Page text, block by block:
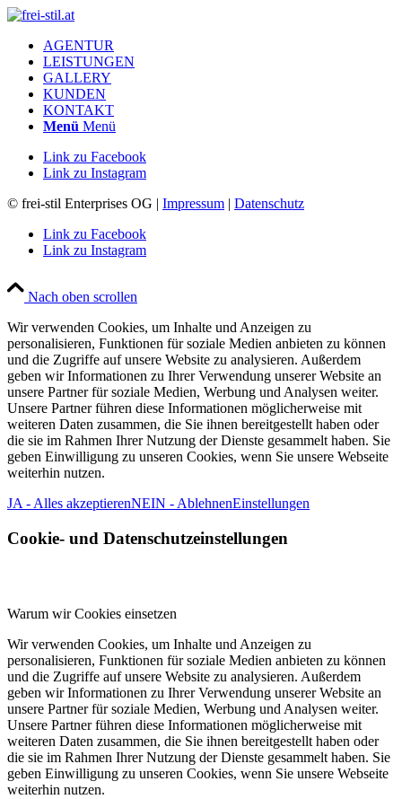
AGENTUR
LEISTUNGEN
GALLERY
KUNDEN
KONTAKT
Menü Menü
Link zu Facebook
Link zu Instagram
© frei-stil Enterprises OG | Impressum | Datenschutz
Link zu Facebook
Link zu Instagram
Nach oben scrollen
Wir verwenden Cookies, um Inhalte und Anzeigen zu
personalisieren, Funktionen für soziale Medien anbieten zu können
und die Zugriffe auf unsere Website zu analysieren. Außerdem
geben wir Informationen zu Ihrer Verwendung unserer Website an
unsere Partner für soziale Medien, Werbung und Analysen weiter.
Unsere Partner führen diese Informationen möglicherweise mit
weiteren Daten zusammen, die Sie ihnen bereitgestellt haben oder
die sie im Rahmen Ihrer Nutzung der Dienste gesammelt haben. Sie
geben Einwilligung zu unseren Cookies, wenn Sie unsere Webseite
weiterhin nutzen.
JA - Alles akzeptierenNEIN - AblehnenEinstellungen
Cookie- und Datenschutzeinstellungen
Warum wir Cookies einsetzen
Wir verwenden Cookies, um Inhalte und Anzeigen zu
personalisieren, Funktionen für soziale Medien anbieten zu können
und die Zugriffe auf unsere Website zu analysieren. Außerdem
geben wir Informationen zu Ihrer Verwendung unserer Website an
unsere Partner für soziale Medien, Werbung und Analysen weiter.
Unsere Partner führen diese Informationen möglicherweise mit
weiteren Daten zusammen, die Sie ihnen bereitgestellt haben oder
die sie im Rahmen Ihrer Nutzung der Dienste gesammelt haben. Sie
geben Einwilligung zu unseren Cookies, wenn Sie unsere Webseite
weiterhin nutzen.